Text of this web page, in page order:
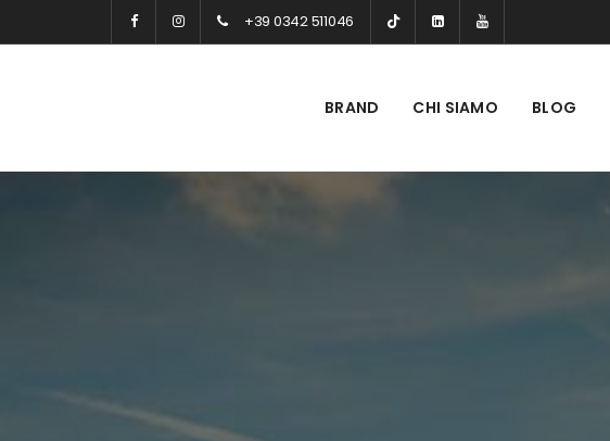
+39 0342 511046
BRAND CHI SIAMO BLOG